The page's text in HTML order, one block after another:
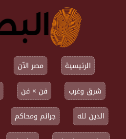
الرئيسية مصر الآن
شرق وغرب
فن × فن
الدين لله
جرائم ومحاكم